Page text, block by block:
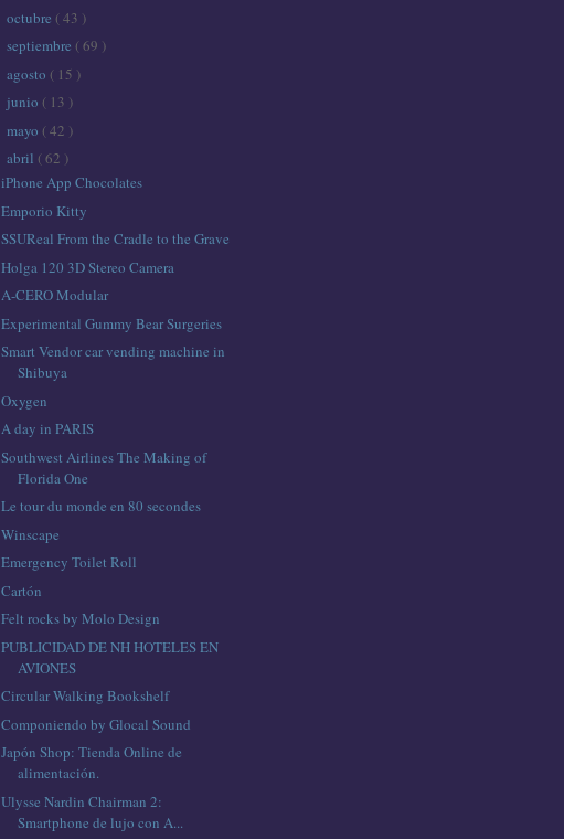
octubre ( 43 )
septiembre ( 69 )
agosto ( 15 )
junio ( 13 )
mayo ( 42 )
abril ( 62 )
iPhone App Chocolates
Emporio Kitty
SSUReal From the Cradle to the Grave
Holga 120 3D Stereo Camera
A-CERO Modular
Experimental Gummy Bear Surgeries
Smart Vendor car vending machine in
Shibuya
Oxygen
A day in PARIS
Southwest Airlines The Making of
Florida One
Le tour du monde en 80 secondes
Winscape
Emergency Toilet Roll
Cartón
Felt rocks by Molo Design
PUBLICIDAD DE NH HOTELES EN
AVIONES
Circular Walking Bookshelf
Componiendo by Glocal Sound
Japón Shop: Tienda Online de
alimentación.
Ulysse Nardin Chairman 2:
Smartphone de lujo con A...